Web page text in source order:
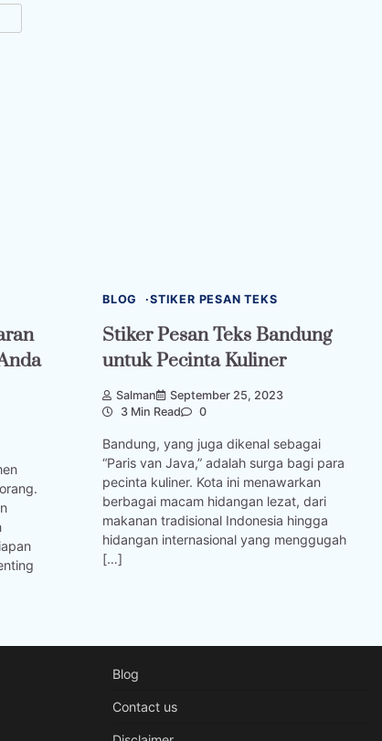
BLOG STIKER PESAN TEKS
Stiker Pesan Teks Bandung
untuk Pecinta Kuliner
Salman
September 25, 2023
3 Min Read
0
Bandung, yang juga dikenal sebagai
“Paris van Java,” adalah surga bagi para
pecinta kuliner. Kota ini menawarkan
berbagai macam hidangan lezat, dari
makanan tradisional Indonesia hingga
hidangan internasional yang menggugah
[…]
Blog
Contact us